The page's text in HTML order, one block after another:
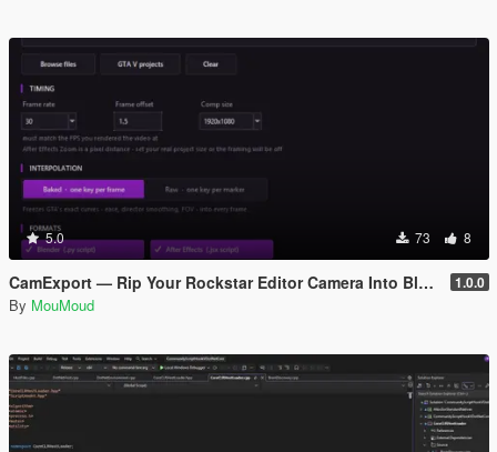
5.0 73 8
CamExport — Rip Your Rockstar Editor Camera Into Blender & After Effects 1.0.0
By MouMoud